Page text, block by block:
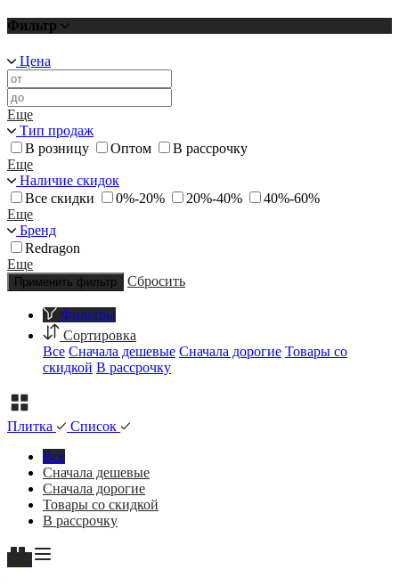
Фильтр
Цена
Еще
Тип продаж
В розницу
Оптом
В рассрочку
Еще
Наличие скидок
Все скидки
0%-20% 20%-40%
40%-60%
Еще
Бренд
Redragon
Еще
Применить фильтр Сбросить
Фильтры
Сортировка
Все Сначала дешевые Сначала дорогие Товары со
скидкой В рассрочку
Плитка
Список
Все
Сначала дешевые
Сначала дорогие
Товары со скидкой
В рассрочку